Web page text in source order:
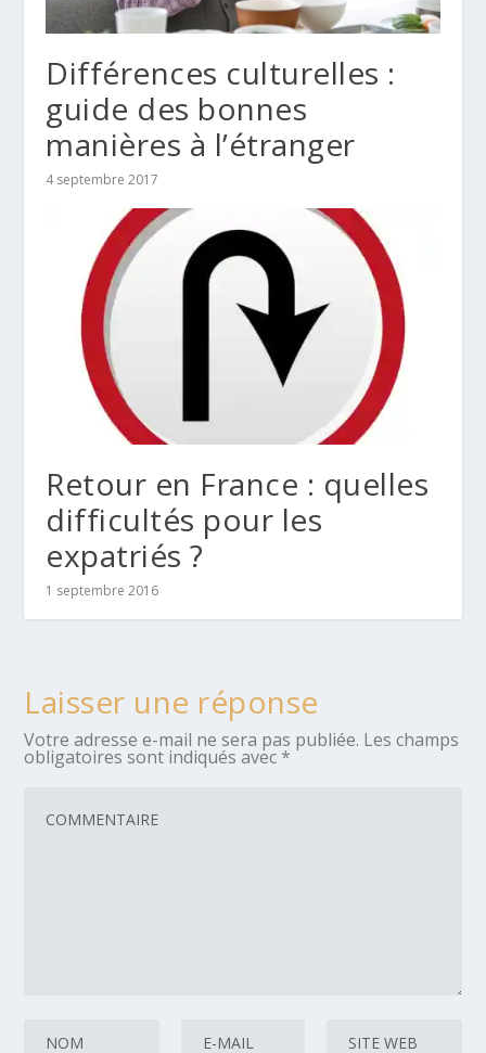
Différences culturelles :
guide des bonnes
manières à l’étranger
4 septembre 2017
Retour en France : quelles
difficultés pour les
expatriés ?
1 septembre 2016
Laisser une réponse
Votre adresse e-mail ne sera pas publiée. Les champs
obligatoires sont indiqués avec *